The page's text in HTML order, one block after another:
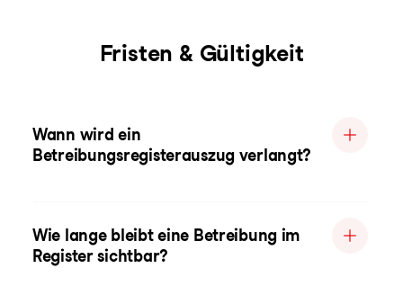
Fristen & Gültigkeit
Wann wird ein
Betreibungsregisterauszug verlangt?
Wie lange bleibt eine Betreibung im
Register sichtbar?